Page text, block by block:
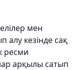
мен
алу кезінде сақ
ресми
арқылы сатып